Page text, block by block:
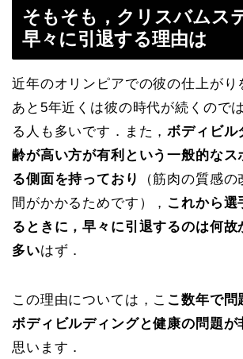
そもそも，クリスバムス
早々に引退する理由は
近年のオリンピアでの彼の仕上がり
あと5年近くは彼の時代が続くので
る人も多いです．また，ボディビル
齢が高い方が有利という一般的なス
る側面を持っており
（筋肉の質感
間がかかるためです）， これから選
るときに，早々に引退するのは何故
多いはず．
この理由については，こ こ数年で問
ボディビルディングと健康の問題が
思います．